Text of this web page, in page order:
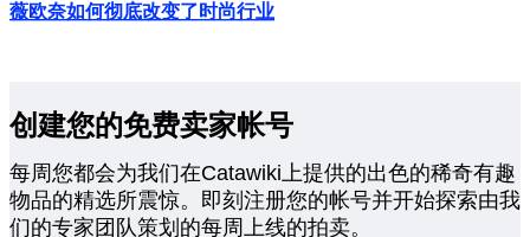
薇欧奈如何彻底改变了时尚行业
创建您的免费卖家帐号
每周您都会为我们在Catawiki上提供的出色的稀奇有趣
物品的精选所震惊。即刻注册您的帐号并开始探索由我
们的专家团队策划的每周上线的拍卖。